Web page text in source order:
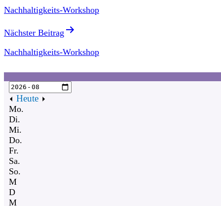
Nachhaltigkeits-Workshop
Nächster Beitrag
Nachhaltigkeits-Workshop
Heute
Mo.
Di.
Mi.
Do.
Fr.
Sa.
So.
M
D
M